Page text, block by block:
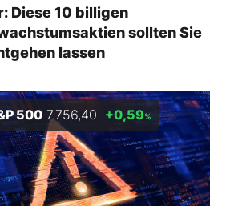
Diese 10 billigen
sollten Sie
lassen
500 7.756,40 +0,59%